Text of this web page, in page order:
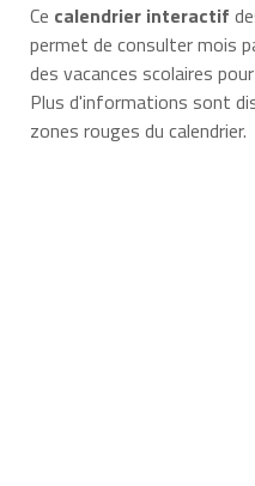
Ce calendrier interactif
permet de consulter mois
des vacances scolaires
Plus d'informations sont
zones rouges du calendrier.